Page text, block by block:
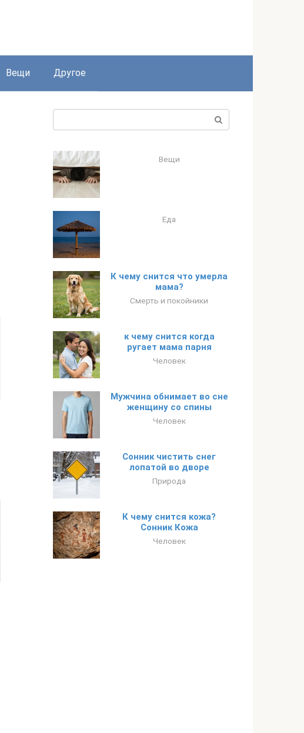
Вещи Другое
Вещи
Еда
К чему снится что умерла
мама?
Смерть и покойники
к чему снится когда
ругает мама парня
Человек
Мужчина обнимает во сне
женщину со спины
Человек
Сонник чистить снег
лопатой во дворе
Природа
К чему снится кожа?
Сонник Кожа
Человек